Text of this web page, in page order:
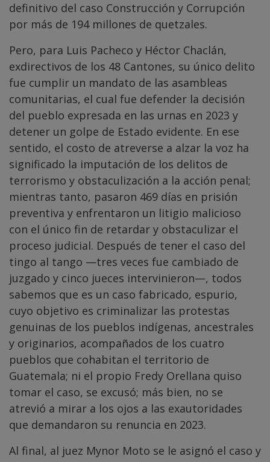
definitivo del caso Construcción y Corrupción
por más de 194 millones de quetzales.
Pero, para Luis Pacheco y Héctor Chaclán,
exdirectivos de los 48 Cantones, su único delito
fue cumplir un mandato de las asambleas
comunitarias, el cual fue defender la decisión
del pueblo expresada en las urnas en 2023 y
detener un golpe de Estado evidente. En ese
sentido, el costo de atreverse a alzar la voz ha
significado la imputación de los delitos de
terrorismo y obstaculización a la acción penal;
mientras tanto, pasaron 469 días en prisión
preventiva y enfrentaron un litigio malicioso
con el único fin de retardar y obstaculizar el
proceso judicial. Después de tener el caso del
tingo al tango —tres veces fue cambiado de
juzgado y cinco jueces intervinieron—, todos
sabemos que es un caso fabricado, espurio,
cuyo objetivo es criminalizar las protestas
genuinas de los pueblos indígenas, ancestrales
y originarios, acompañados de los cuatro
pueblos que cohabitan el territorio de
Guatemala; ni el propio Fredy Orellana quiso
tomar el caso, se excusó; más bien, no se
atrevió a mirar a los ojos a las exautoridades
que demandaron su renuncia en 2023.
Al final, al juez Mynor Moto se le asignó el caso y